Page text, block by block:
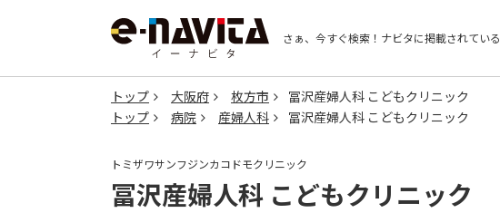
さぁ、今すぐ検索！ ナビタに掲載されている
トップ 大阪府 枚方市
冨沢産婦人科 こどもクリニック
トップ
病院 産婦人科 冨沢産婦人科 こどもクリニック
トミザワサンフジンカコドモクリニック
冨沢産婦人科 こどもクリニック